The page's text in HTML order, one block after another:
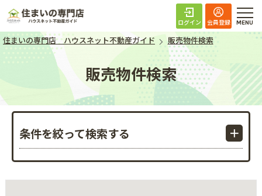
住まいの専門店 ハ
ログイン 会員登録
住まいの専門店 ハウスネット不動産ガイド 販売物件検索
販売物件検索
条件を絞って検索する